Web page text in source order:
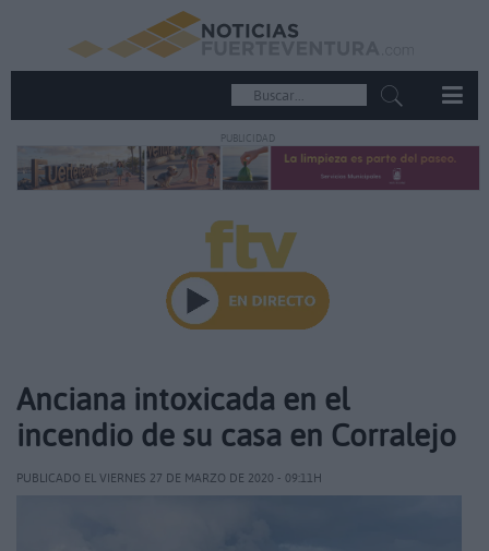
PUBLICIDAD
Anciana intoxicada en el
incendio de su casa en Corralejo
PUBLICADO EL VIERNES 27 DE MARZO DE 2020 - 09:11H